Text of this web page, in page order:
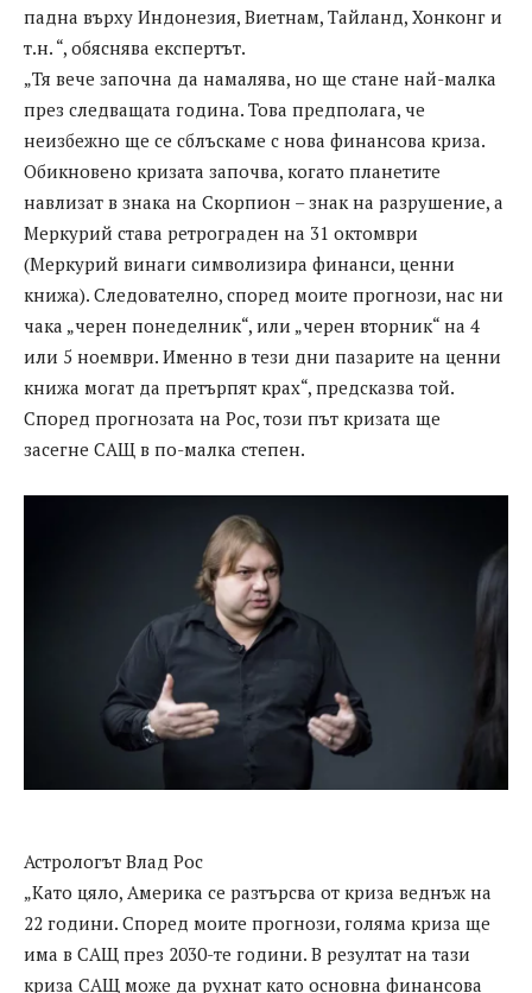
падна върху Индонезия, Виетнам, Тайланд, Хонконг и
т.н. “, обяснява експертът.
„Тя вече започна да намалява, но ще стане най-малка
през следващата година. Това предполага, че
неизбежно ще се сблъскаме с нова финансова криза.
Обикновено кризата започва, когато планетите
навлизат в знака на Скорпион – знак на разрушение, а
Меркурий става ретрограден на 31 октомври
(Меркурий винаги символизира финанси, ценни
книжа). Следователно, според моите прогнози, нас ни
чака „черен понеделник“, или „черен вторник“ на 4
или 5 ноември. Именно в тези дни пазарите на ценни
книжа могат да претърпят крах“, предсказва той.
Според прогнозата на Рос, този път кризата ще
засегне САЩ в по-малка степен.
Астрологът Влад Рос
„Като цяло, Америка се разтърсва от криза веднъж на
22 години. Според моите прогнози, голяма криза ще
има в САЩ през 2030-те години. В резултат на тази
криза САЩ може да рухнат като основна финансова